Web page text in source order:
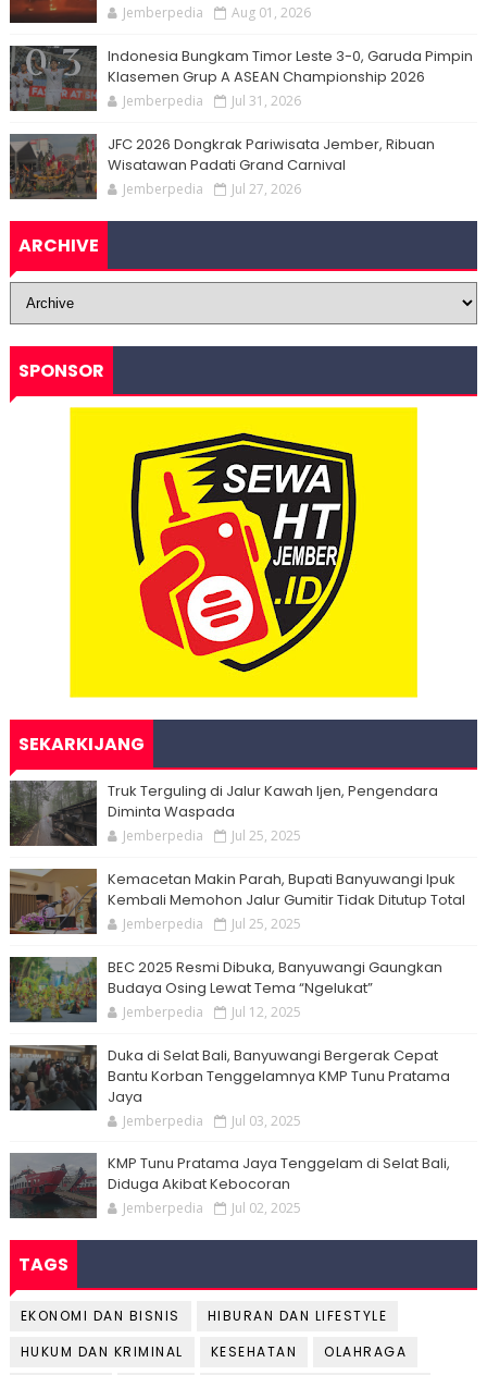
Jemberpedia Aug 01, 2026
Indonesia Bungkam Timor Leste 3-0, Garuda Pimpin
Klasemen Grup A ASEAN Championship 2026
Jemberpedia Jul 31, 2026
JFC 2026 Dongkrak Pariwisata Jember, Ribuan
Wisatawan Padati Grand Carnival
Jemberpedia Jul 27, 2026
ARCHIVE
SPONSOR
SEKARKIJANG
Truk Terguling di Jalur Kawah Ijen, Pengendara
Diminta Waspada
Jemberpedia Jul 25, 2025
Kemacetan Makin Parah, Bupati Banyuwangi Ipuk
Kembali Memohon Jalur Gumitir Tidak Ditutup Total
Jemberpedia Jul 25, 2025
BEC 2025 Resmi Dibuka, Banyuwangi Gaungkan
Budaya Osing Lewat Tema “Ngelukat”
Jemberpedia Jul 12, 2025
Duka di Selat Bali, Banyuwangi Bergerak Cepat
Bantu Korban Tenggelamnya KMP Tunu Pratama
Jaya
Jemberpedia Jul 03, 2025
KMP Tunu Pratama Jaya Tenggelam di Selat Bali,
Diduga Akibat Kebocoran
Jemberpedia Jul 02, 2025
TAGS
EKONOMI DAN BISNIS
HIBURAN DAN LIFESTYLE
HUKUM DAN KRIMINAL
KESEHATAN OLAHRAGA